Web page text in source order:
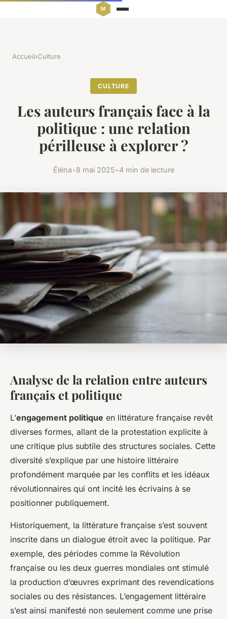
Accueil›Culture
CULTURE
Les auteurs français face à la
politique : une relation
périlleuse à explorer ?
Éléna•8 mai 2025•4 min de lecture
Analyse de la relation entre auteurs
français et politique
L’engagement politique en littérature française revêt
diverses formes, allant de la protestation explicite à
une critique plus subtile des structures sociales. Cette
diversité s’explique par une histoire littéraire
profondément marquée par les conflits et les idéaux
révolutionnaires qui ont incité les écrivains à se
positionner publiquement.
Historiquement, la littérature française s’est souvent
inscrite dans un dialogue étroit avec la politique. Par
exemple, des périodes comme la Révolution
française ou les deux guerres mondiales ont stimulé
la production d’œuvres exprimant des revendications
sociales ou des résistances. L’engagement littéraire
s’est ainsi manifesté non seulement comme une prise